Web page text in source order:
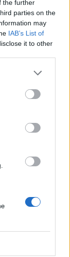
the further
parties on the
may
IAB’s List of
it to other